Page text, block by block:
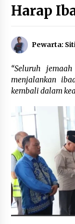
Harap
Pewarta:
“Seluruh
menjalankan
kembali dalam